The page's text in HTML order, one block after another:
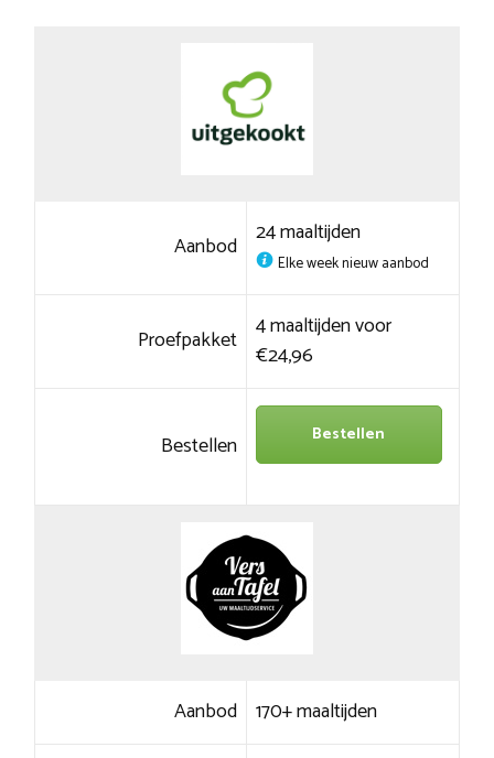
Aanbod 24 maaltijden
Elke week nieuw aanbod
Proefpakket 4 maaltijden voor
€24,96
Bestellen Bestellen
Aanbod 170+ maaltijden